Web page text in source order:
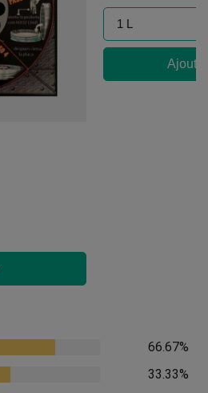
66.67%
33.33%